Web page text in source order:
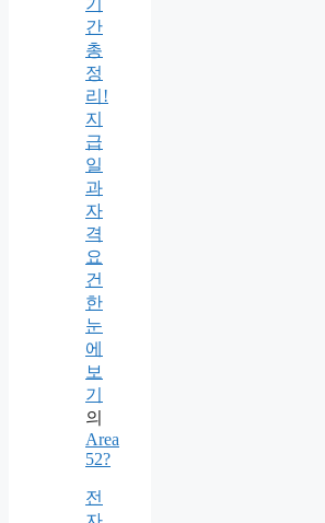
기
간
총
정
리!
지
급
일
과
자
격
요
건
한
눈
에
보
기
의
Area
52?
전